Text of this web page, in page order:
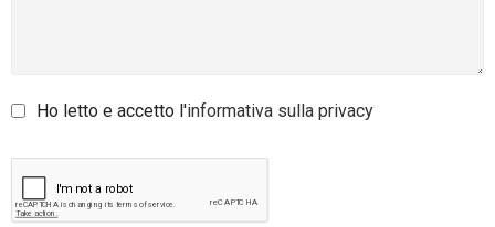
Ho letto e accetto l'informativa sulla privacy